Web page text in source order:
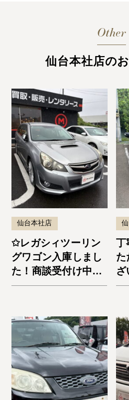
Other
仙台本社店の
仙台本社店
✩レガシィツーリン
グワゴン入庫しまし
た！商談受付け中で
す✩
丁
た
ざ
ト